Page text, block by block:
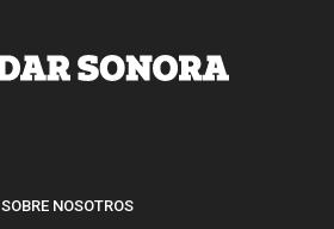
SOBRE NOSOTROS